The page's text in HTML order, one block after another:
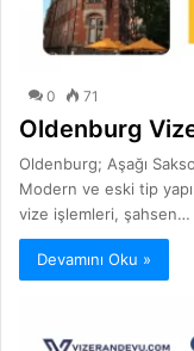
0 71
Oldenburg
Oldenburg; Aşağı
Modern ve eski tip
vize işlemleri, şahsen…
Devamını Oku »